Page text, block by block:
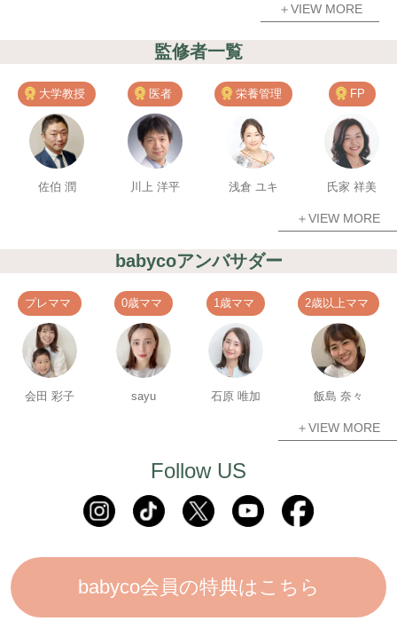
＋VIEW MORE
監修者一覧
大学教授
佐伯 潤
医者
川上 洋平
栄養管理
浅倉 ユキ
FP
氏家 祥美
＋VIEW MORE
babycoアンバサダー
プレママ
会田 彩子
0歳ママ
sayu
1歳ママ
石原 唯加
2歳以上ママ
飯島 奈々
＋VIEW MORE
Follow US
babyco会員の特典はこちら